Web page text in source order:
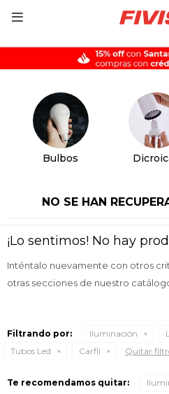

Bulbos
NO SE HAN
¡Lo sentimos! No hay
Inténtalo nuevamente con otros
otras secciones de nuestro
Filtrando por: Iluminación
Tubos Led
Carfil Quitar
Te recomendamos quitar: